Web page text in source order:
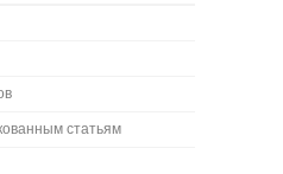
статьям